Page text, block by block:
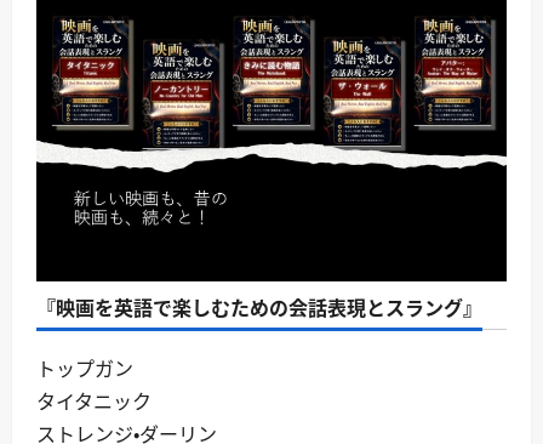
『映画を英語で楽しむための会話表現とスラング』
トップガン
タイタニック
ストレンジ・ダーリン